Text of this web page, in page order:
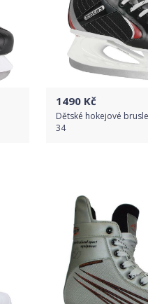
1490 Kč
Dětské hokejové
34
Detail